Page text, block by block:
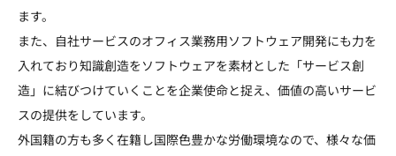
ます。
また、自社サービスのオフィス業務用ソフトウェア開発にも力を
入れており知識創造をソフトウェアを素材とした「サービス創
造」に結びつけていくことを企業使命と捉え、価値の高いサービ
スの提供をしています。
外国籍の方も多く在籍し国際色豊かな労働環境なので、様々な価